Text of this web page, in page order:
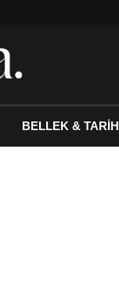
BELLEK & TARİH